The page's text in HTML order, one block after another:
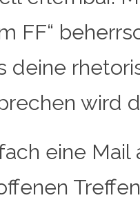
FF“
deine
wird
eine Mail